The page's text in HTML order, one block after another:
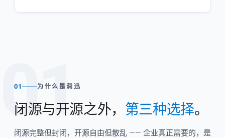
01
01 为什么是润迅
闭源与开源之外， 第三种选择。
闭源完整但封闭，开源自由但散乱 —— 企业真正需要的，是